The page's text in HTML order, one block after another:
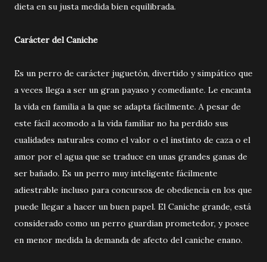
dieta en su justa medida bien equilibrada.
Carácter del Caniche
Es un perro de carácter juguetón, divertido y simpático que
a veces llega a ser un gran payaso y comediante. Le encanta
la vida en familia a la que se adapta fácilmente. A pesar de
este fácil acomodo a la vida familiar no ha perdido sus
cualidades naturales como el valor o el instinto de caza o el
amor por el agua que se traduce en unas grandes ganas de
ser bañado. Es un perro muy inteligente fácilmente
adiestrable incluso para concursos de obediencia en los que
puede llegar a hacer un buen papel. El Caniche grande, está
considerado como un perro guardian prometedor, y posee
en menor medida la demanda de afecto del caniche enano.